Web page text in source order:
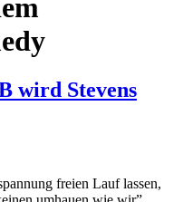
wird Stevens
freien Lauf lassen,